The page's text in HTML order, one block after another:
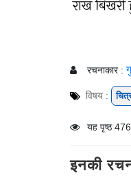
राख
रचनाकार :
विषय :
यह पृष्ठ
इनकी